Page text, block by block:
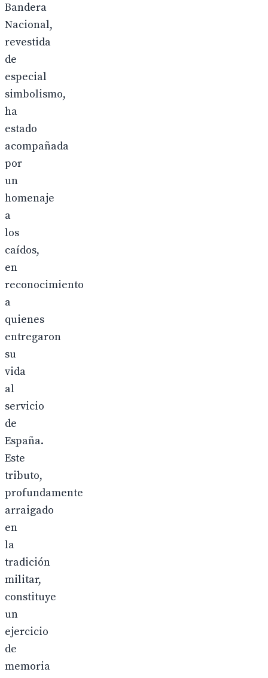
Bandera
Nacional,
revestida
de
especial
simbolismo,
ha
estado
acompañada
por
un
homenaje
a
los
caídos,
en
reconocimiento
a
quienes
entregaron
su
vida
al
servicio
de
España.
Este
tributo,
profundamente
arraigado
en
la
tradición
militar,
constituye
un
ejercicio
de
memoria